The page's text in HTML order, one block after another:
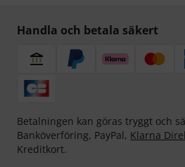
Handla och betala säkert
Betalningen kan göras tryggt och
Banköverföring, PayPal, Klarna
Kreditkort.